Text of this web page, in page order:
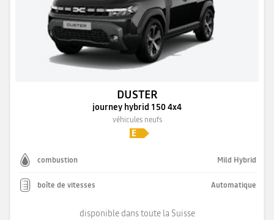
DUSTER
journey hybrid 150 4x4
véhicules neufs
combustion Mild Hybrid
boîte de vitesses Automatique
disponible dans toute la Suisse